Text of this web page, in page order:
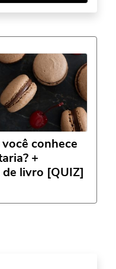
conhece
+
livro [QUIZ]